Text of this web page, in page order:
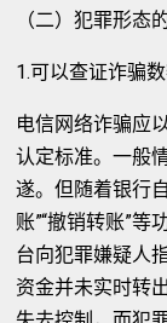
（二）犯罪形态
1.可以查证诈骗
电信网络诈骗应
认定标准。一般
遂。但随着银行
账”“撤销转账”
台向犯罪嫌疑人
资金并未实时转